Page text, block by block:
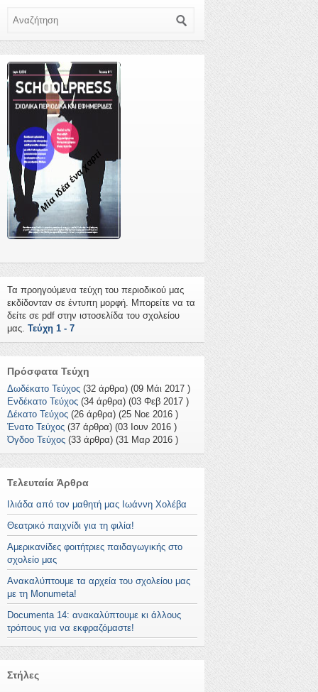
Μία ιδέα ένα χαρτί
Τα προηγούμενα τεύχη του περιοδικού μας
εκδίδονταν σε έντυπη μορφή. Μπορείτε να τα
δείτε σε pdf στην ιστοσελίδα του σχολείου
μας. Τεύχη 1 - 7
Πρόσφατα Τεύχη
Δωδέκατο Τεύχος (32 άρθρα) (09 Μάι 2017 )
Ενδέκατο Τεύχος (34 άρθρα) (03 Φεβ 2017 )
Δέκατο Τεύχος (26 άρθρα) (25 Νοε 2016 )
Ένατο Τεύχος (37 άρθρα) (03 Ιουν 2016 )
Όγδοο Τεύχος (33 άρθρα) (31 Μαρ 2016 )
Τελευταία Άρθρα
Ιλιάδα από τον μαθητή μας Ιωάννη Χολέβα
Θεατρικό παιχνίδι για τη φιλία!
Αμερικανίδες φοιτήτριες παιδαγωγικής στο
σχολείο μας
Ανακαλύπτουμε τα αρχεία του σχολείου μας
με τη Monumeta!
Documenta 14: ανακαλύπτουμε κι άλλους
τρόπους για να εκφραζόμαστε!
Στήλες